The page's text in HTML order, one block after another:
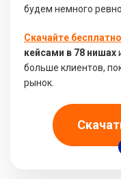
будем немного
Скачайте
кейсами в 78 нишах
больше клиентов,
рынок.